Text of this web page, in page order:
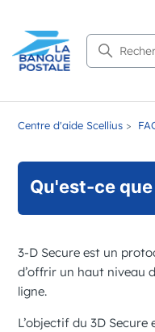
Centre d'aide Scellius
Qu'est-ce
3-D Secure est un
d’offrir un haut niveau
ligne.
L’objectif du 3D